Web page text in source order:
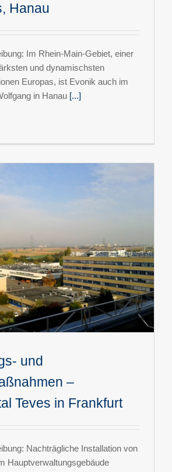
Hanau
Im Rhein-Main-Gebiet, einer
und dynamischsten
Europas, ist Evonik auch im
in Hanau [...]
und
–
Teves in Frankfurt
Nachträgliche Installation von
Hauptverwaltungsgebäude